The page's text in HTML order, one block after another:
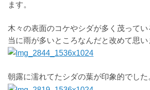
ます。
木々の表面のコケやシダが多く茂って
当に雨が多いところなんだと改めて思い
朝露に濡れてたシダの葉が印象的でした